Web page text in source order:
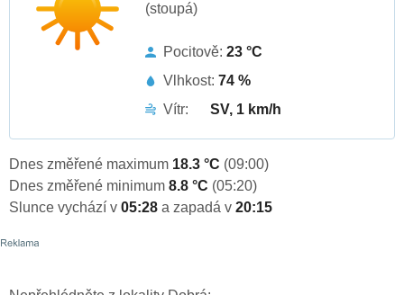
(stoupá)
Pocitově: 23 °C
Vlhkost: 74 %
Vítr:
SV, 1 km/h
Dnes změřené maximum 18.3 °C (09:00)
Dnes změřené minimum 8.8 °C (05:20)
Slunce vychází v 05:28 a zapadá v 20:15